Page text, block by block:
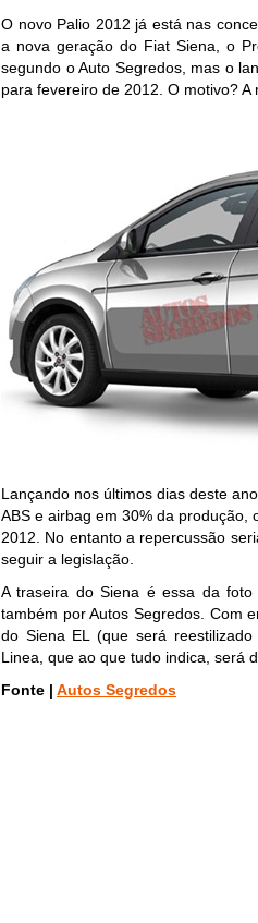
O novo Palio 2012 já está nas
a nova geração do Fiat Siena, o
segundo o Auto Segredos, mas o
para fevereiro de 2012. O motivo? A
Lançando nos últimos dias deste
ABS e airbag em 30% da
2012. No entanto a repercussão
seguir a legislação.
A traseira do Siena é essa da foto
também por Autos Segredos. Com
do Siena EL (que será
Linea, que ao que tudo indica, será
Fonte | Autos Segredos